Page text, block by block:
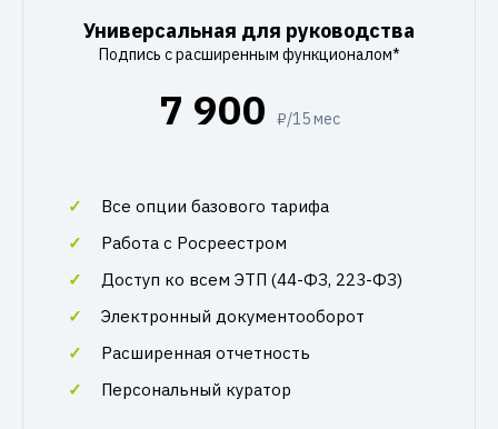
Универсальная для руководства
Подпись с расширенным функционалом*
7 900 ₽/15 мес
Все опции базового тарифа
Работа с Росреестром
Доступ ко всем ЭТП (44-ФЗ, 223-ФЗ)
Электронный документооборот
Расширенная отчетность
Персональный куратор